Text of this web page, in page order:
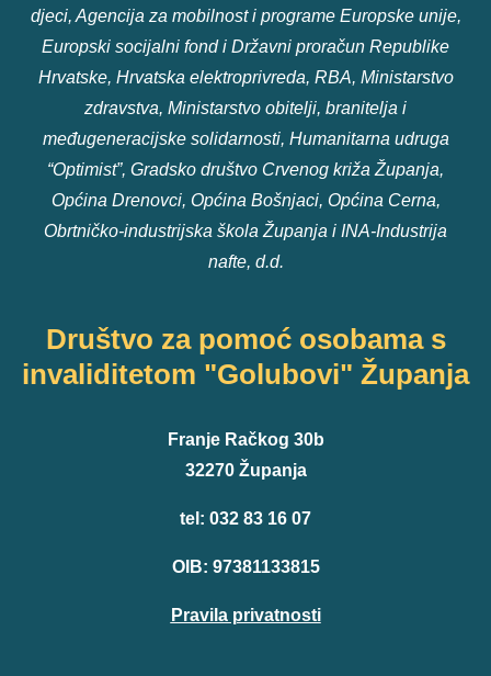
djeci, Agencija za mobilnost i programe Europske unije,
Europski socijalni fond i Državni proračun Republike
Hrvatske, Hrvatska elektroprivreda, RBA, Ministarstvo
zdravstva, Ministarstvo obitelji, branitelja i
međugeneracijske solidarnosti, Humanitarna udruga
“Optimist”, Gradsko društvo Crvenog križa Županja,
Općina Drenovci, Općina Bošnjaci, Općina Cerna,
Obrtničko-industrijska škola Županja i INA-Industrija
nafte, d.d.
Društvo za pomoć osobama s
invaliditetom "Golubovi" Županja
Franje Račkog 30b
32270 Županja
tel: 032 83 16 07
OIB: 97381133815
Pravila privatnosti